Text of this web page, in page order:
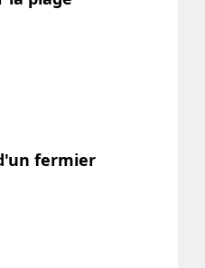
fermier